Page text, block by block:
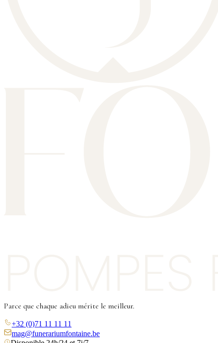
Parce que chaque adieu mérite le meilleur.
+32 (0)71 11 11 11
mag@funerariumfontaine.be